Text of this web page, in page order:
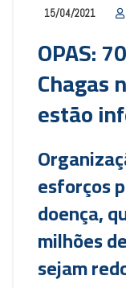
15/04/2021
OPAS:
Chagas
estão
esforços
doença,
milhões
sejam